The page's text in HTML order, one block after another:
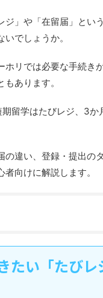
ジ」や「在留届」とい
でしょうか。
リでは必要な手続き
あります。
留学はたびレジ、3
の違い、登録・提出の
向けに解説します。
たい「たび